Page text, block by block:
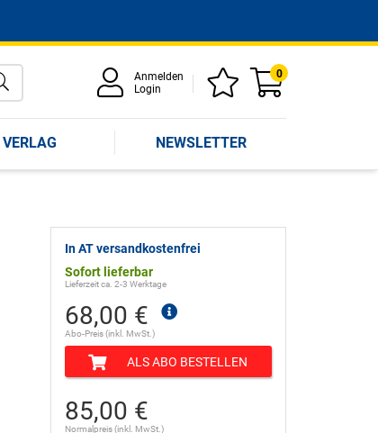
Anmelden
Login
0
VERLAG NEWSLETTER
In AT versandkostenfrei
Sofort lieferbar
Lieferzeit ca. 2-3 Werktage
68,00 €
Abo-Preis (inkl. MwSt.)
ALS ABO BESTELLEN
85,00 €
Normalpreis (inkl. MwSt.)